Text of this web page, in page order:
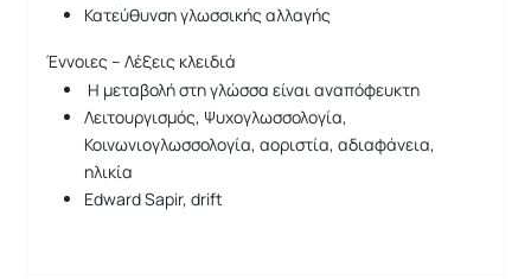
Κατεύθυνση γλωσσικής αλλαγής
Έννοιες – Λέξεις κλειδιά
Η μεταβολή στη γλώσσα είναι αναπόφευκτη
Λειτουργισμός, Ψυχογλωσσολογία,
Κοινωνιογλωσσολογία, αοριστία, αδιαφάνεια,
ηλικία
Edward Sapir, drift